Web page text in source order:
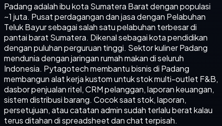
Padang adalah ibu kota Sumatera Barat dengan populasi
~1 juta. Pusat perdagangan dan jasa dengan Pelabuhan
Teluk Bayur sebagai salah satu pelabuhan terbesar di
pantai barat Sumatera. Dikenal sebagai kota pendidikan
dengan puluhan perguruan tinggi. Sektor kuliner Padang
mendunia dengan jaringan rumah makan di seluruh
Indonesia. Pytagotech membantu bisnis di Padang
membangun alat kerja kustom untuk stok multi-outlet F&B,
dasbor penjualan ritel, CRM pelanggan, laporan keuangan,
sistem distribusi barang. Cocok saat stok, laporan,
persetujuan, atau catatan admin sudah terlalu berat kalau
terus ditahan di spreadsheet dan chat terpisah.